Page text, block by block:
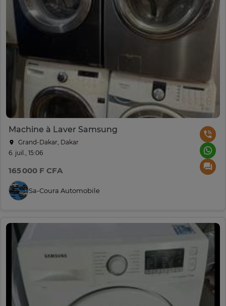
Machine à Laver Samsung
Grand-Dakar, Dakar
6. juil., 15:06
165 000 F CFA
Sa-Coura Automobile